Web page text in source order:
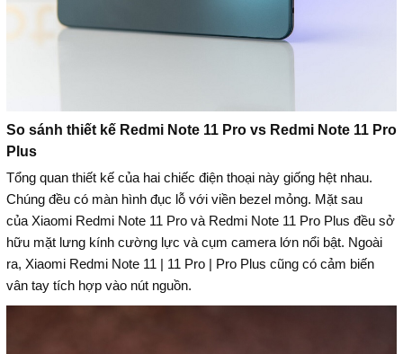
So sánh thiết kế Redmi Note 11 Pro vs Redmi Note 11 Pro
Plus
Tổng quan thiết kế của hai chiếc điện thoại này giống hệt nhau.
Chúng đều có màn hình đục lỗ với viền bezel mỏng. Mặt sau
của Xiaomi Redmi Note 11 Pro và Redmi Note 11 Pro Plus đều sở
hữu mặt lưng kính cường lực và cụm camera lớn nổi bật. Ngoài
ra, Xiaomi Redmi Note 11 | 11 Pro | Pro Plus cũng có cảm biến
vân tay tích hợp vào nút nguồn.